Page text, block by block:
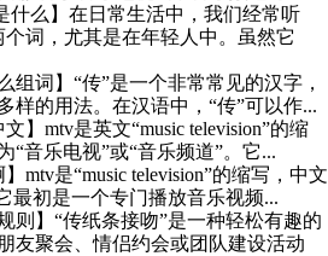
什么】在日常生活中，我们经常听
个词，尤其是在年轻人中。虽然它
组词】“传”是一个非常常见的汉字，
样的用法。在汉语中，“传”可以作...
文】mtv是英文“music television”的缩
“音乐电视”或“音乐频道”。它...
】mtv是“music television”的缩写，中文
最初是一个专门播放音乐视频...
则】“传纸条接吻”是一种轻松有趣的
友聚会、情侣约会或团队建设活动